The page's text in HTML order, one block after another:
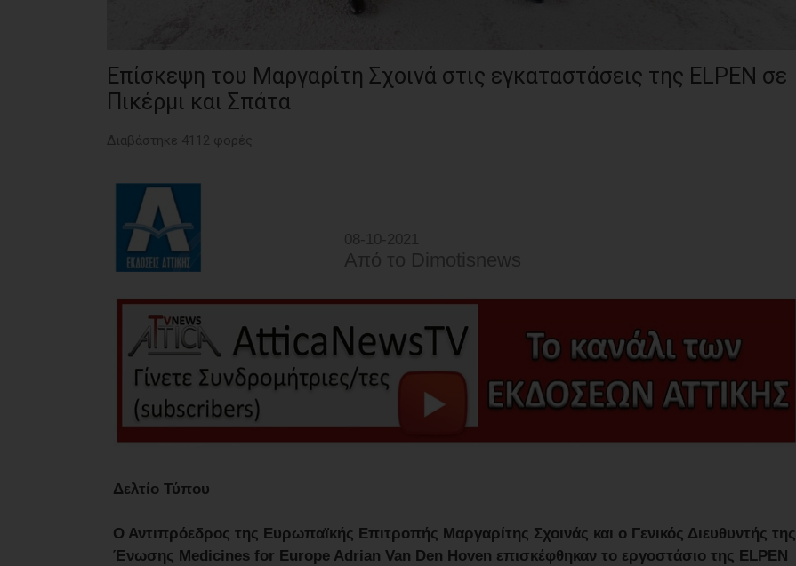
Επίσκεψη του Μαργαρίτη Σχοινά στις εγκαταστάσεις της ELPEN σε
Πικέρμι και Σπάτα
Διαβάστηκε 4112 φορές
08-10-2021
Από τo Dimotisnews
Δελτίο Τύπου
Ο Αντιπρόεδρος της Ευρωπαϊκής Επιτροπής Μαργαρίτης Σχοινάς και ο Γενικός Διευθυντής της
Ένωσης Medicines for Europe Adrian Van Den Hoven επισκέφθηκαν το εργοστάσιο της ELPEN